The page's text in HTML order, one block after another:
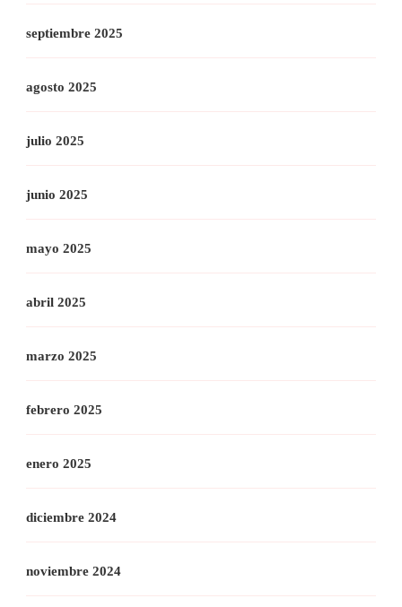
septiembre 2025
agosto 2025
julio 2025
junio 2025
mayo 2025
abril 2025
marzo 2025
febrero 2025
enero 2025
diciembre 2024
noviembre 2024